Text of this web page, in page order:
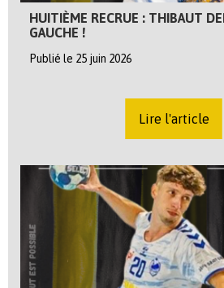
HUITIÈME RECRUE : THIBAUT
GAUCHE !
Publié le 25 juin 2026
Lire l'article